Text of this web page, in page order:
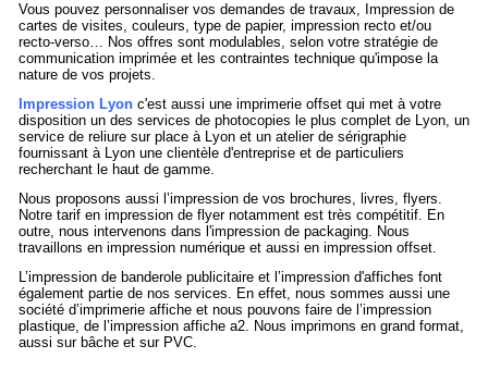
Vous pouvez personnaliser vos demandes de travaux, Impression de
cartes de visites, couleurs, type de papier, impression recto et/ou
recto-verso… Nos offres sont modulables, selon votre stratégie de
communication imprimée et les contraintes technique qu'impose la
nature de vos projets.
Impression Lyon c'est aussi une imprimerie offset qui met à votre
disposition un des services de photocopies le plus complet de Lyon, un
service de reliure sur place à Lyon et un atelier de sérigraphie
fournissant à Lyon une clientèle d'entreprise et de particuliers
recherchant le haut de gamme.
Nous proposons aussi l’impression de vos brochures, livres, flyers.
Notre tarif en impression de flyer notamment est très compétitif. En
outre, nous intervenons dans l'impression de packaging. Nous
travaillons en impression numérique et aussi en impression offset.
L’impression de banderole publicitaire et l’impression d'affiches font
également partie de nos services. En effet, nous sommes aussi une
société d’imprimerie affiche et nous pouvons faire de l’impression
plastique, de l’impression affiche a2. Nous imprimons en grand format,
aussi sur bâche et sur PVC.